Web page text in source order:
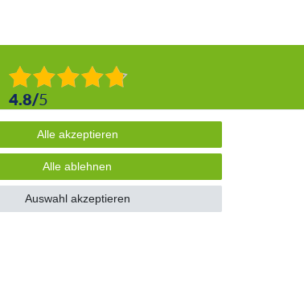
4.8/5
Alle akzeptieren
Alle ablehnen
Auswahl akzeptieren
Alle akzeptieren
Alle ablehnen
Auswahl akzeptieren